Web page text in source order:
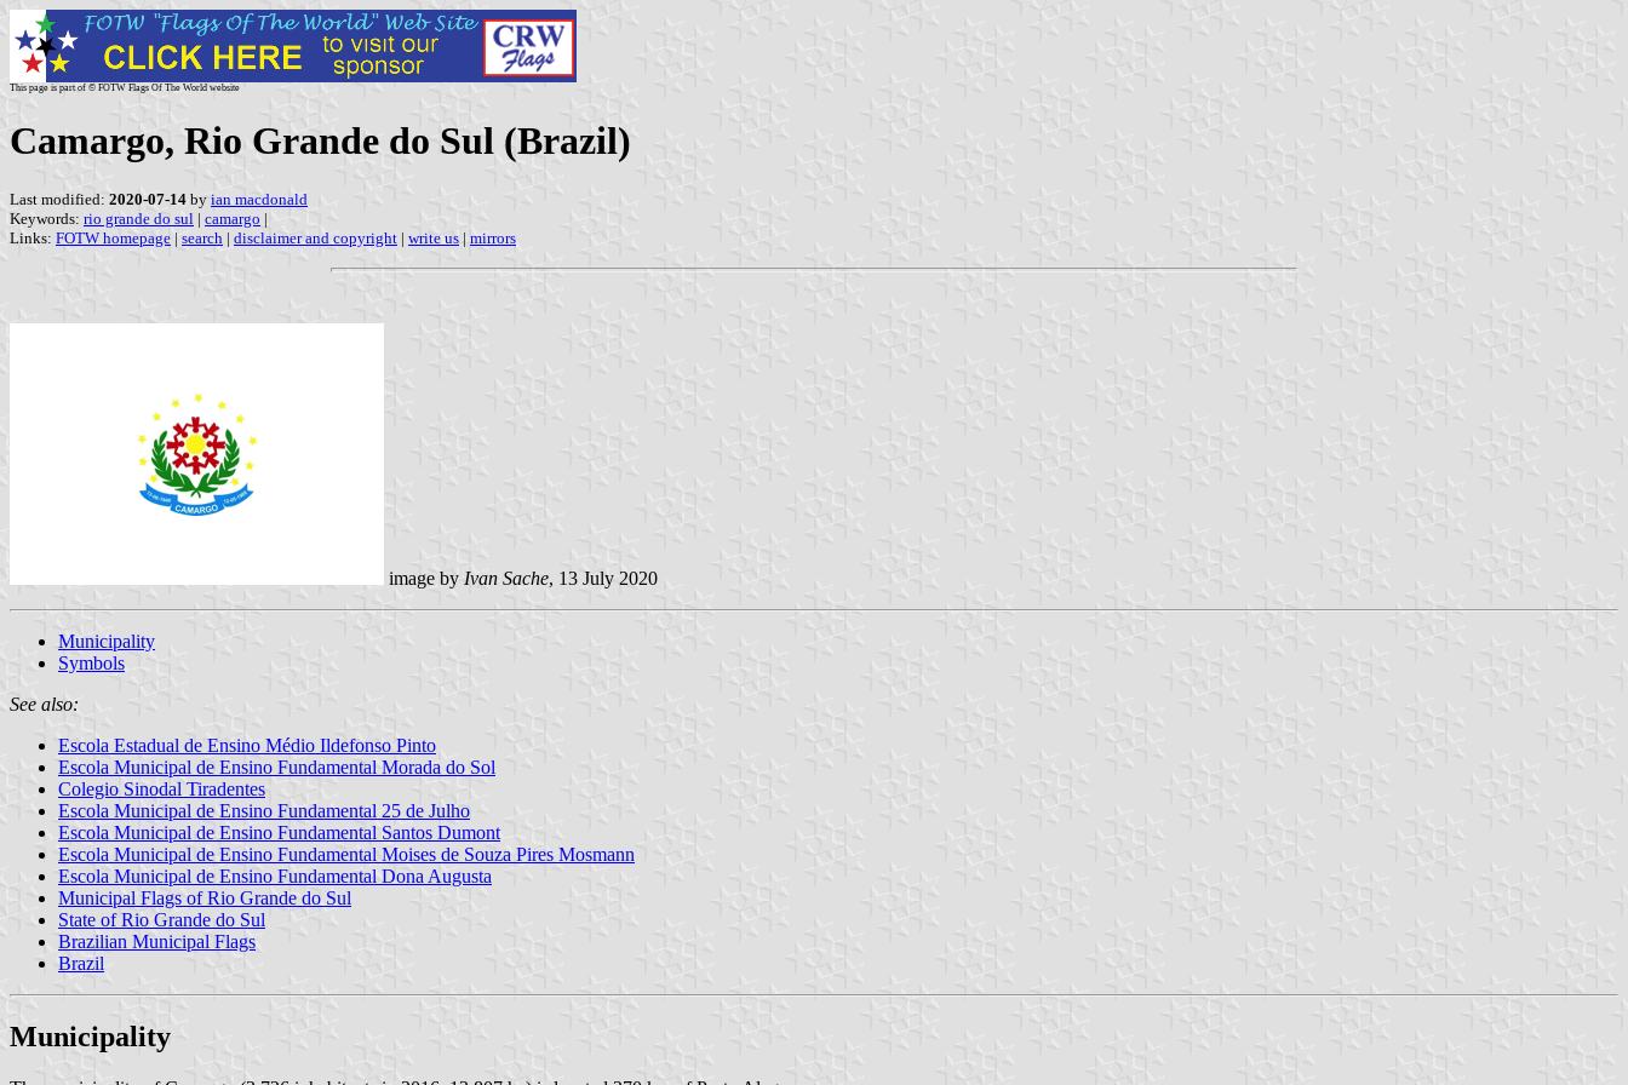
This page is part of © FOTW Flags Of The World website
Camargo, Rio Grande do Sul (Brazil)
Last modified: 2020-07-14 by ian macdonald
Keywords: rio grande do sul | camargo |
Links: FOTW homepage | search | disclaimer and copyright | write us | mirrors
image by Ivan Sache, 13 July 2020
Municipality
Symbols
See also:
Escola Estadual de Ensino Médio Ildefonso Pinto
Escola Municipal de Ensino Fundamental Morada do Sol
Colegio Sinodal Tiradentes
Escola Municipal de Ensino Fundamental 25 de Julho
Escola Municipal de Ensino Fundamental Santos Dumont
Escola Municipal de Ensino Fundamental Moises de Souza Pires Mosmann
Escola Municipal de Ensino Fundamental Dona Augusta
Municipal Flags of Rio Grande do Sul
State of Rio Grande do Sul
Brazilian Municipal Flags
Brazil
Municipality